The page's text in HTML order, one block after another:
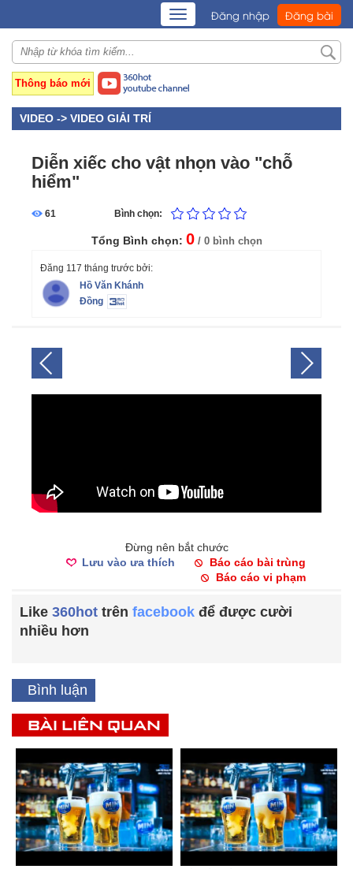
TOGGLE
NAVIGATION
Đăng nhập Đăng bài
Thông báo mới
VIDEO -> VIDEO GIẢI TRÍ
Diễn xiếc cho vật nhọn vào "chỗ
hiểm"
61 Bình chọn:
Tổng Bình chọn: 0 / 0 bình chọn
Đăng 117 tháng trước bởi:
Hồ Văn Khánh
Đồng
Đừng nên bắt chước
Lưu vào ưa thích
Báo cáo bài trùng
Báo cáo vi phạm
Like 360hot trên facebook để được cười
nhiều hơn
Bình luận
BÀI LIÊN QUAN